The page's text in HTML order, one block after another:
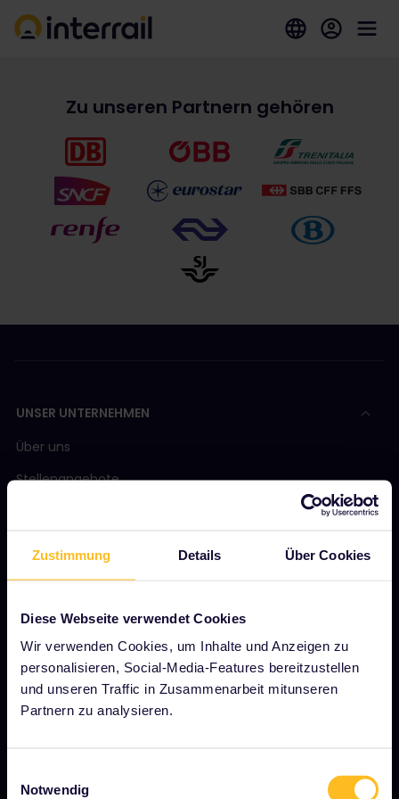
Zustimmung Details Über Cookies
Diese Webseite verwendet Cookies
Wir verwenden Cookies, um Inhalte und Anzeigen zu
personalisieren, Social-Media-Features bereitzustellen
und unseren Traffic in Zusammenarbeit mitunseren
Partnern zu analysieren.
Notwendig
Zu unseren Partnern gehören
UNSER UNTERNEHMEN
Über uns
Stellenangebote
Gesponserte &amp; Markeninhalte
JETZT LOSLEGEN
Was ist Interrail?
Magazin